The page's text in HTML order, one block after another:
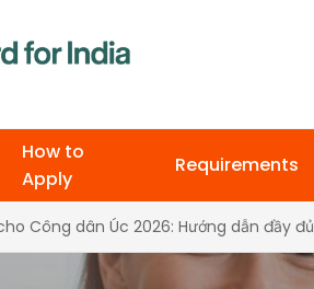
How to
Apply
Requirements
Công dân Úc 2026: Hướng dẫn đầy đủ